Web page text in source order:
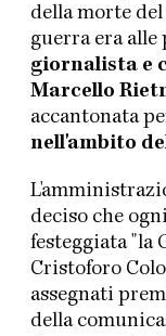
della morte
guerra era alle
giornalista e
Marcello
accantonata
nell'ambito
deciso che
festeggiata "la
Cristoforo
assegnati
della